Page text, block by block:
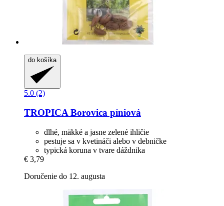
do košíka
5.0 (2)
TROPICA Borovica píniová
dlhé, mäkké a jasne zelené ihličie
pestuje sa v kvetináči alebo v debničke
typická koruna v tvare dáždnika
€ 3,79
Doručenie do 12. augusta